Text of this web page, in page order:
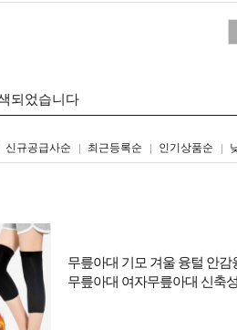
되었습니다
신규공급사순 최근등록순 인기상품순
리스트형갤러리형
무릎아대 기모 겨울 융털 안
무릎아대 여자무릎아대 신축